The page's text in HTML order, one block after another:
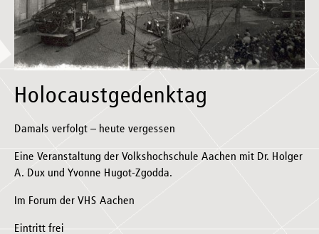
Holocaustgedenktag
Damals verfolgt – heute vergessen
Eine Veranstaltung der Volkshochschule Aachen mit Dr. Holger
A. Dux und Yvonne Hugot-Zgodda.
Im Forum der VHS Aachen
Eintritt frei